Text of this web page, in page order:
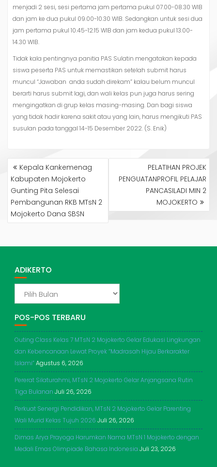
menjadi 2 sesi, sesi pertama jam pertama pukul 07.00-08.30 WIB
dan jam ke dua pukul 09.00-10.30 WIB. Sedangkan untuk sesi dua
jam pertama pukul 10.45-12.15 WIB dan jam kedua pukul 13.00-
14.30 WIB.
Tidak kala pentingnya panitia PAS Sulatin mengatakan kepada
siswa peserta PAS untuk memastikan setelah submit harus
muncul “Jawaban anda sudah direkam” kalau belum muncul
berarti harus submit lagi, dan wali kelas pun juga harus sering
mengingatkan di grup kelas masing-masing. Dan bagi siswa
yang tidak hadir karena sakit atau yang lain, harus mengikuti PAS
susulan pada tanggal 14-15 Desember 2022. (S. Enik)
NAVIGASI
POSKepala Kankemenag
Kabupaten Mojokerto
Gunting Pita Selesai
Pembangunan RKB MTsN 2
Mojokerto Dana SBSN
PELATIHAN PROJEK
PENGUATANPROFIL PELAJAR
PANCASILADI MIN 2
MOJOKERTO
ADIKERTO
POS-POS TERBARU
Outing Class Kelas 7 MTsN 2 Mojokerto Gelar Edukasi Lingkungan
dan Kebencanaan Lewat Proyek “Madrasah Hijau Berkarakter
Islami”Agustus 6, 2026
Pererat Silaturahmi, MTsN 2 Mojokerto Gelar Anjangsana Rutin
Tiga Bulanan Juli 26, 2026
Perkuat Senergi Pendidikan, MTsN 2 Mojokerto Gelar Parenting
Wali Murid Kelas Tujuh 2026 Juli 26, 2026
Dimas Arya Prayoga Harumkan Nama MTsN 1 Mojokerto dengan
Medali Emas Olimpiade Bahasa Indonesia Juli 23, 2026